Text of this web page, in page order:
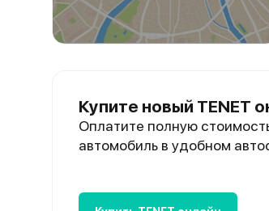
Купите новый TENET
Оплатите полную
автомобиль в удобном